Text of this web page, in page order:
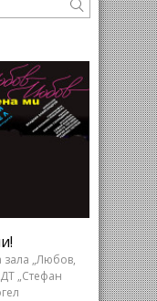
зала „Любов,
„Стефан